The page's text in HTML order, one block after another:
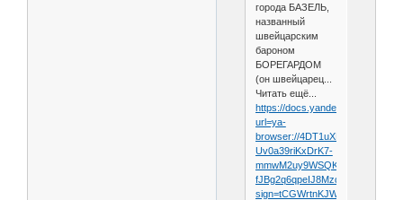
города БАЗЕЛЬ,
названный
швейцарским
бароном
БОРЕГАРДОМ
(он швейцарец...
Читать ещё...
https://docs.yandex.ru/docs/
url=ya-
browser://
Uv0a39riKxDrK7-
fJBg2q6qpeIJ8MzdYuA==?